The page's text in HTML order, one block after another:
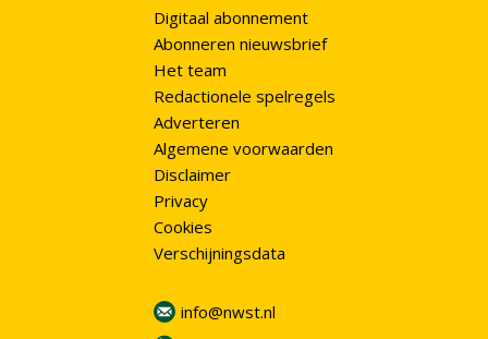
Digitaal abonnement
Abonneren nieuwsbrief
Het team
Redactionele spelregels
Adverteren
Algemene voorwaarden
Disclaimer
Privacy
Cookies
Verschijningsdata
info@nwst.nl